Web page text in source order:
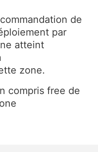
de
par
atteint
zone.
compris free de